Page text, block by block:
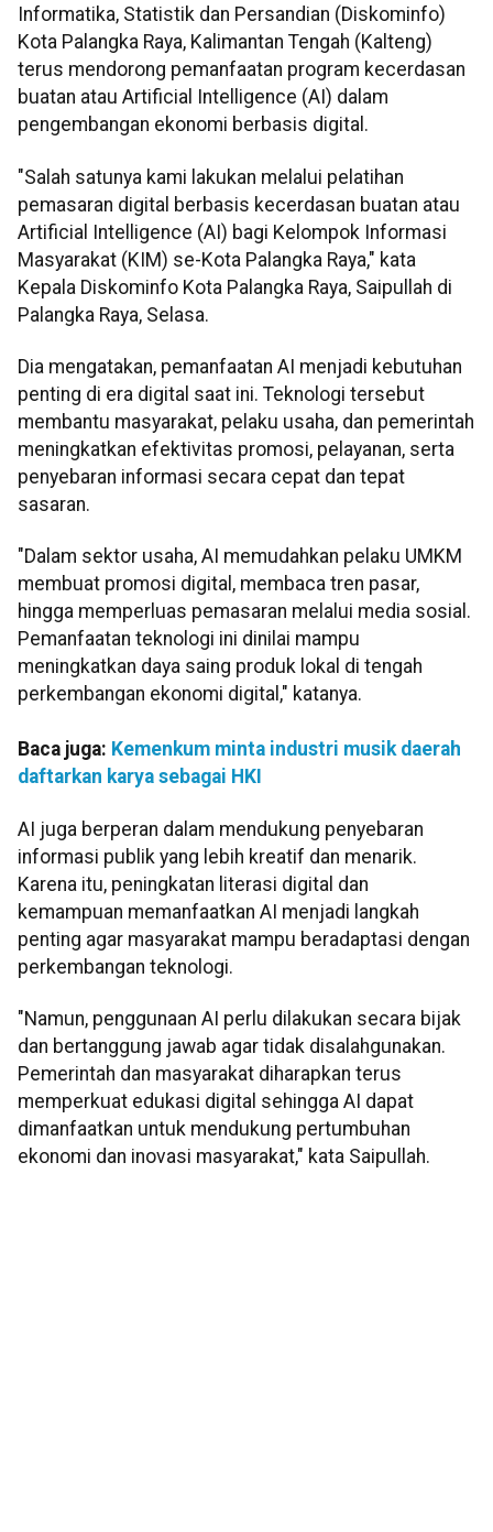
Informatika, Statistik dan Persandian (Diskominfo)
Kota Palangka Raya, Kalimantan Tengah (Kalteng)
terus mendorong pemanfaatan program kecerdasan
buatan atau Artificial Intelligence (AI) dalam
pengembangan ekonomi berbasis digital.
"Salah satunya kami lakukan melalui pelatihan
pemasaran digital berbasis kecerdasan buatan atau
Artificial Intelligence (AI) bagi Kelompok Informasi
Masyarakat (KIM) se-Kota Palangka Raya," kata
Kepala Diskominfo Kota Palangka Raya, Saipullah di
Palangka Raya, Selasa.
Dia mengatakan, pemanfaatan AI menjadi kebutuhan
penting di era digital saat ini. Teknologi tersebut
membantu masyarakat, pelaku usaha, dan pemerintah
meningkatkan efektivitas promosi, pelayanan, serta
penyebaran informasi secara cepat dan tepat
sasaran.
"Dalam sektor usaha, AI memudahkan pelaku UMKM
membuat promosi digital, membaca tren pasar,
hingga memperluas pemasaran melalui media sosial.
Pemanfaatan teknologi ini dinilai mampu
meningkatkan daya saing produk lokal di tengah
perkembangan ekonomi digital," katanya.
Baca juga: Kemenkum minta industri musik daerah
daftarkan karya sebagai HKI
AI juga berperan dalam mendukung penyebaran
informasi publik yang lebih kreatif dan menarik.
Karena itu, peningkatan literasi digital dan
kemampuan memanfaatkan AI menjadi langkah
penting agar masyarakat mampu beradaptasi dengan
perkembangan teknologi.
"Namun, penggunaan AI perlu dilakukan secara bijak
dan bertanggung jawab agar tidak disalahgunakan.
Pemerintah dan masyarakat diharapkan terus
memperkuat edukasi digital sehingga AI dapat
dimanfaatkan untuk mendukung pertumbuhan
ekonomi dan inovasi masyarakat," kata Saipullah.